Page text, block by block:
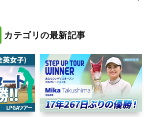
カテゴリの最新記事